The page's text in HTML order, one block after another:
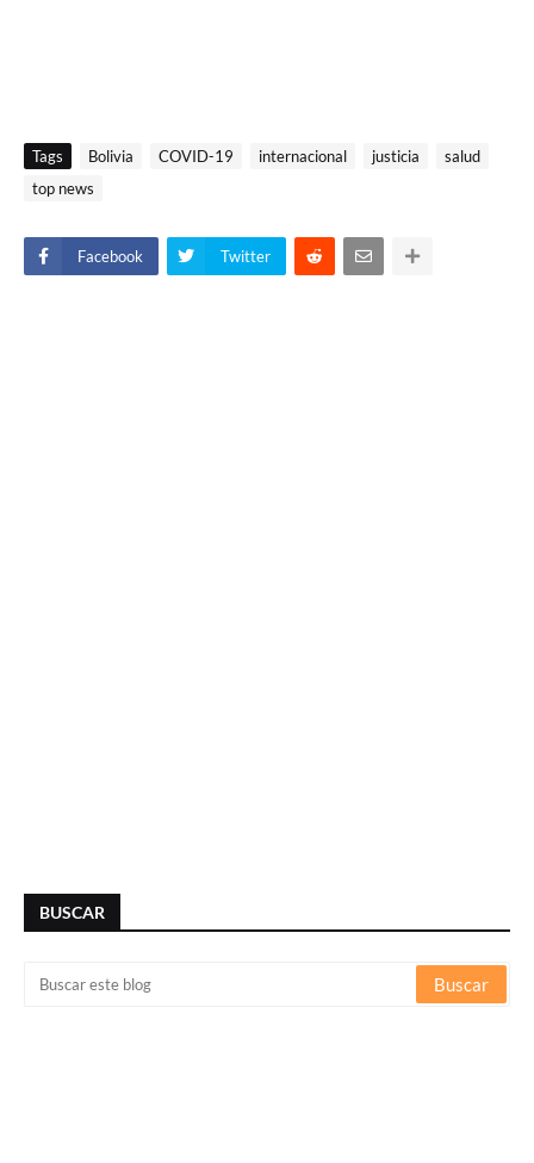
Tags Bolivia COVID-19 internacional justicia
salud
top news
Facebook Twitter
BUSCAR